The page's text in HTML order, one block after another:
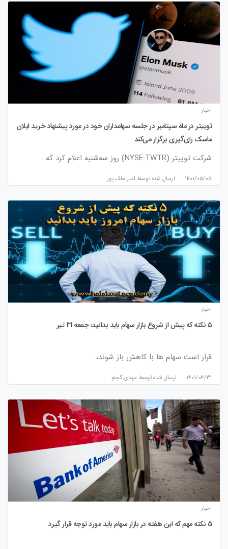
اخبار
توییتر در ماه سپتامبر در جلسه سهامداران خود در مورد پیشنهاد خرید ایلان
ماسک رای‌گیری برگزار می‌کند
شرکت توییتر (NYSE:TWTR) روز سه‌شنبه اعلام کرد که…
۱۴۰۱/۰۵/۰۵ ارسال شده توسط امیر ملک پور
اخبار
۵ نکته که پیش از شروع بازار سهام باید بدانید؛ جمعه 31 تیر
قرار است سهام ها با کاهش باز شوند،…
۱۴۰۱/۰۴/۳۱ ارسال شده توسط مهدی گچلو
اخبار
5 نکته مهم که این هفته در بازار سهام باید مورد توجه قرار گیرد